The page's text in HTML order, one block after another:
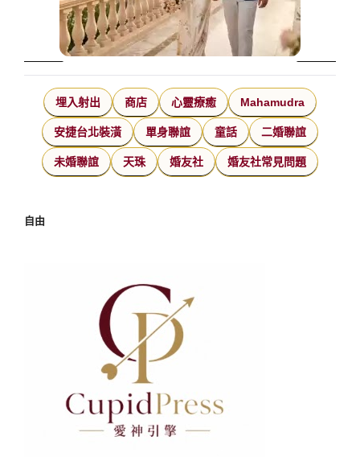
埋入射出 商店 心靈療癒 Mahamudra
安捷台北裝潢 單身聯誼 童話 二婚聯誼
未婚聯誼 天珠 婚友社 婚友社常見問題
自由